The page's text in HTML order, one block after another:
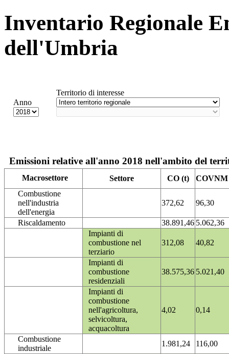
Inventario Regionale
dell'Umbria
Anno
Territorio di interesse
Emissioni relative all'anno 2018 nell'ambito del
Macrosettore Settore CO (t)
COVNM
Combustione
nell'industria
dell'energia
372,62 96,30
Riscaldamento 38.891,46 5.062,36
Impianti di
combustione nel
terziario
312,08 40,82
Impianti di
combustione
residenziali
38.575,36 5.021,40
Impianti di
combustione
nell'agricoltura,
selvicoltura,
acquacoltura
4,02 0,14
Combustione
industriale
1.981,24
116,00